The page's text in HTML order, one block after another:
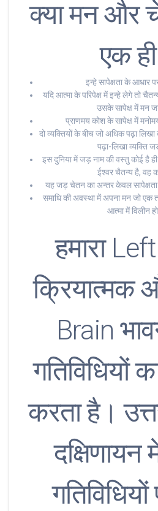
क्या मन और
एक
इन्हे सापेक्षता के आधार
यदि आत्मा के परिपेक्ष में इन्हे लेगे तो
उसके सापेक्ष में मन
प्राणमय कोश के सापेक्ष में
दो व्यक्तियों के बीच जो अधिक पढ़ा
पढ़ा-लिखा व्यक्ति
इस दुनिया में जड़ नाम की वस्तु कोई है ही
ईश्वर चैतन्य है, वह
यह जड़ चेतन का अन्तर केवल सापेक्षता
समाधि की अवस्था में अपना मन जो एक
आत्मा में विलीन
हमारा
क्रियात्मक
Brain
गतिविधियों
करता है।
दक्षिणायन